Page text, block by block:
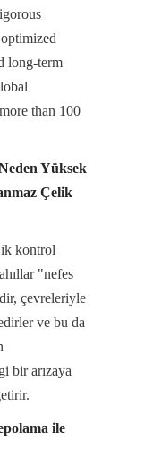
long-term
than 100
Yüksek
Çelik
kontrol
"nefes
çevreleriyle
ve bu da
bir arızaya
ile